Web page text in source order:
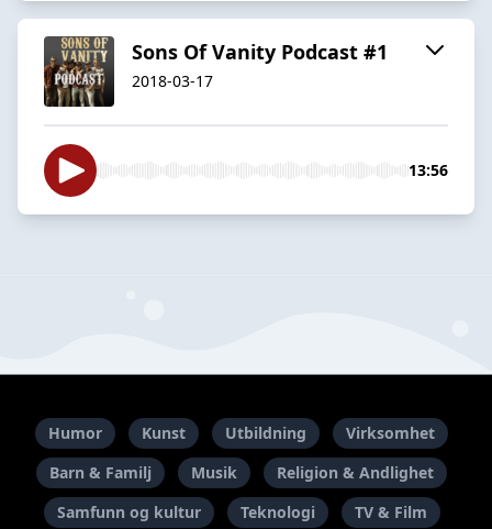
Sons Of Vanity Podcast #1
2018-03-17
13:56
Humor Kunst Utbildning
Virksomhet
Barn & Familj
Musik
Religion & Andlighet
Samfunn og kultur
Teknologi TV & Film